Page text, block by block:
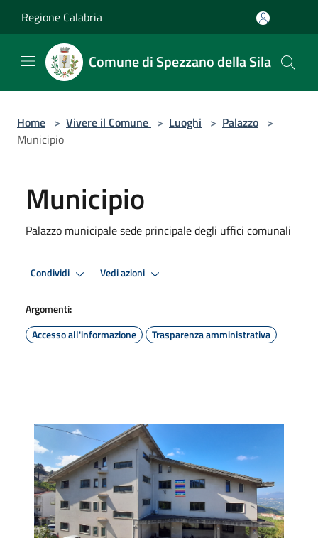
Regione Calabria
Comune di Spezzano della Sila
Home > Vivere il Comune > Luoghi > Palazzo >
Municipio
Municipio
Palazzo municipale sede principale degli uffici comunali
Condividi Vedi azioni
Argomenti:
Accesso all'informazione
Trasparenza amministrativa